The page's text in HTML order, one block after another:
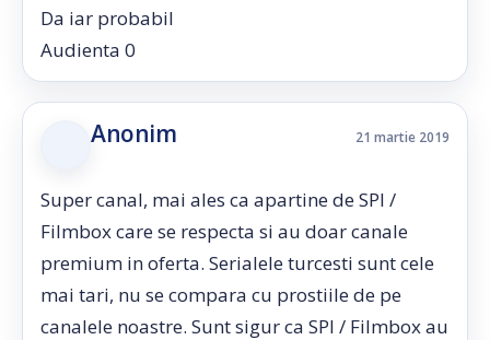
Da iar probabil
Audienta 0
Anonim 21 martie 2019
Super canal, mai ales ca apartine de SPI /
Filmbox care se respecta si au doar canale
premium in oferta. Serialele turcesti sunt cele
mai tari, nu se compara cu prostiile de pe
canalele noastre. Sunt sigur ca SPI / Filmbox au